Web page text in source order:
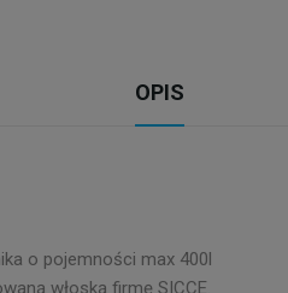
OPIS
o pojemności max 400l
włoską firmę SICCE.